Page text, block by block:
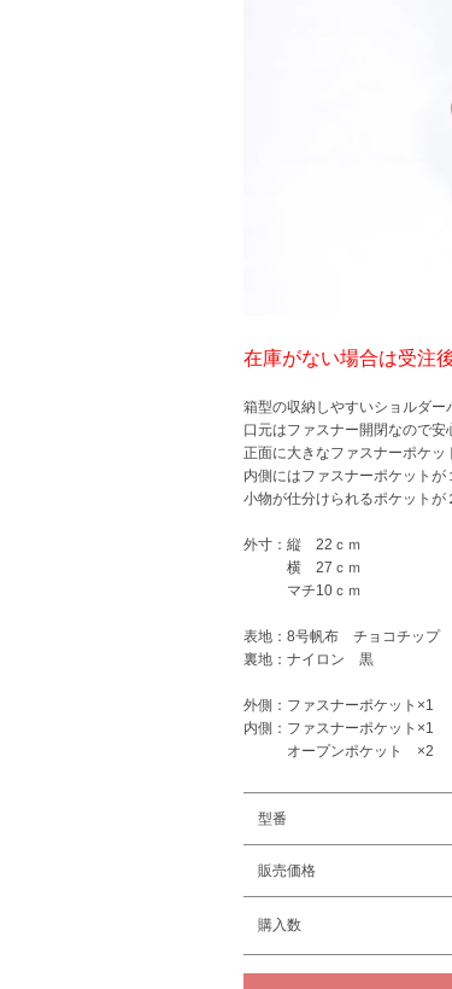
在庫がない場合は受注
箱型の収納しやすいショルダー
口元はファスナー開閉なので安
正面に大きなファスナーポケッ
内側にはファスナーポケットが
小物が仕分けられるポケットが
外寸：縦 22ｃｍ
横 27ｃｍ
マチ10ｃｍ
表地：8号帆布 チョコチップ
裏地：ナイロン 黒
外側：ファスナーポケット×1
内側：ファスナーポケット×1
オープンポケット ×2
型番
販売価格
購入数